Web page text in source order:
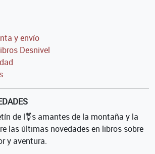
y envío
Desnivel
de l⚧s amantes de la montaña y la
las últimas novedades en libros sobre
y aventura.